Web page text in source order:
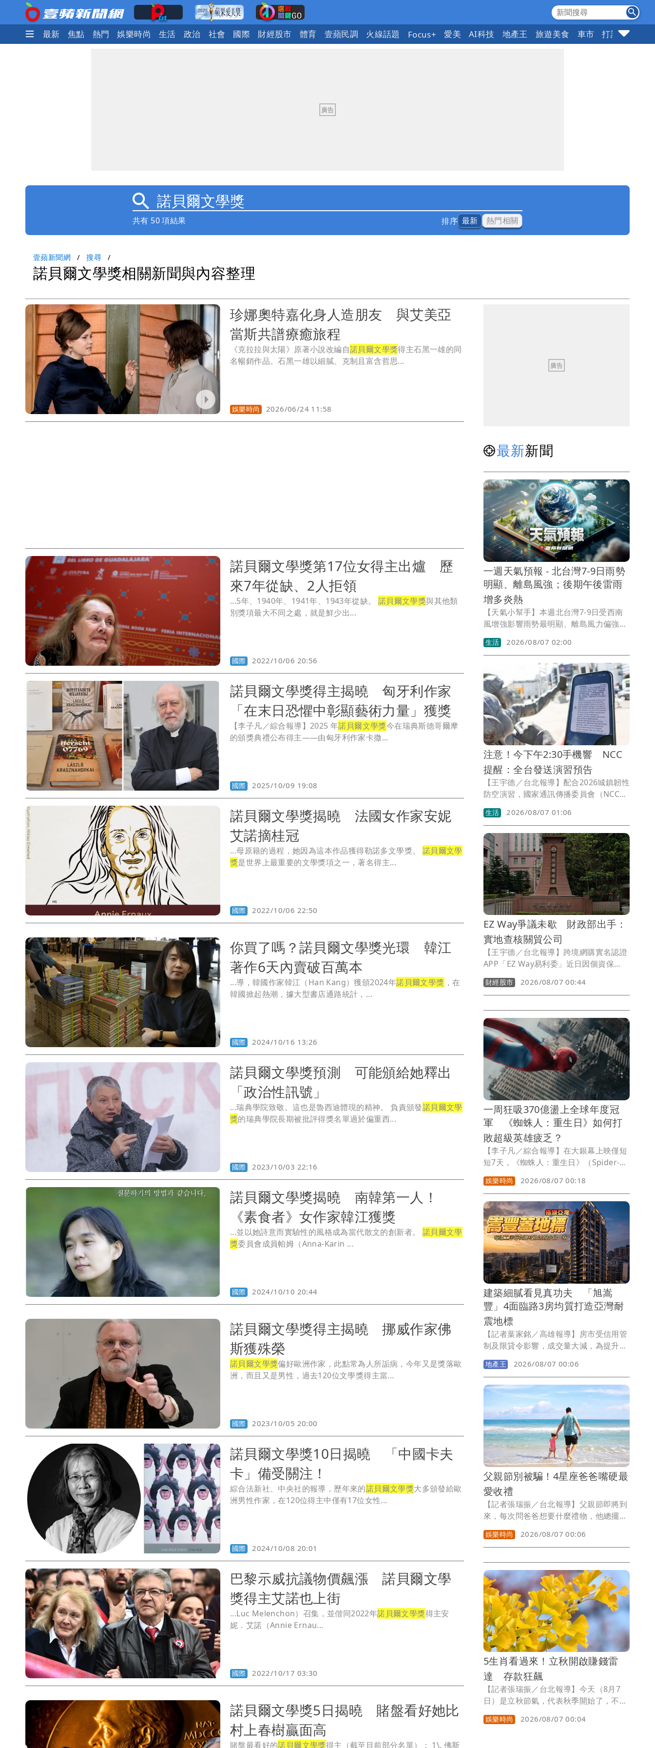
最新 焦點 熱門 娛樂時尚 生活 政治 社會 國際 財經股市 體育 壹蘋民調 火線話題 Focus+ 愛美 AI科技 地產王 旅遊美食 車市 打詐 指標企
共有 50 項結果 排序 最新 熱門相關
壹蘋新聞網 搜尋
諾貝爾文學獎相關新聞與內容整理
珍娜奧特嘉化身人造朋友 與艾美亞
當斯共譜療癒旅程
《克拉拉與太陽》原著小說改編自諾貝爾文學獎得主石黑一雄的同
名暢銷作品。石黑一雄以細膩、克制且富含哲思...
娛樂時尚 2026/06/24 11:58
諾貝爾文學獎第17位女得主出爐 歷
來7年從缺、2人拒領
...5年、1940年、1941年、1943年從缺。 諾貝爾文學獎與其他類
別獎項最大不同之處，就是鮮少出...
國際 2022/10/06 20:56
諾貝爾文學獎得主揭曉 匈牙利作家
「在末日恐懼中彰顯藝術力量」獲獎
【李子凡／綜合報導】2025 年諾貝爾文學獎今在瑞典斯德哥爾摩
的頒獎典禮公布得主——由匈牙利作家卡撒...
國際 2025/10/09 19:08
諾貝爾文學獎揭曉 法國女作家安妮
艾諾摘桂冠
...母原籍的過程，她因為這本作品獲得勒諾多文學獎。 諾貝爾文學
獎是世界上最重要的文學獎項之一，著名得主...
國際 2022/10/06 22:50
你買了嗎？諾貝爾文學獎光環 韓江
著作6天內賣破百萬本
...導，韓國作家韓江（Han Kang）獲頒2024年諾貝爾文學獎 ，在
韓國掀起熱潮，據大型書店通路統計，...
國際 2024/10/16 13:26
諾貝爾文學獎預測 可能頒給她釋出
「政治性訊號」
...瑞典學院致敬。這也是魯西迪體現的精神。 負責頒發諾貝爾文學
獎的瑞典學院長期被批評得獎名單過於偏重西...
國際 2023/10/03 22:16
諾貝爾文學獎揭曉 南韓第一人！
《素食者》女作家韓江獲獎
...並以她詩意而實驗性的風格成為當代散文的創新者。 諾貝爾文學
獎委員會成員帕姆（Anna-Karin ...
國際 2024/10/10 20:44
諾貝爾文學獎得主揭曉 挪威作家佛
斯獲殊榮
諾貝爾文學獎偏好歐洲作家，此點常為人所詬病，今年又是獎落歐
洲，而且又是男性，過去120位文學獎得主當...
國際 2023/10/05 20:00
諾貝爾文學獎10日揭曉 「中國卡夫
卡」備受關注！
綜合法新社、中央社的報導，歷年來的諾貝爾文學獎大多頒發給歐
洲男性作家，在120位得主中僅有17位女性...
國際 2024/10/08 20:01
巴黎示威抗議物價飆漲 諾貝爾文學
獎得主艾諾也上街
...Luc Melenchon）召集，並偕同2022年諾貝爾文學獎得主安
妮．艾諾（Annie Ernau...
國際 2022/10/17 03:30
諾貝爾文學獎5日揭曉 賭盤看好她比
村上春樹贏面高
賭盤最看好的諾貝爾文學獎得主（截至目前部分名單）： 1\. 佛斯
最新新聞
一週天氣預報 - 北台灣7-9日雨勢
明顯、離島風強；後期午後雷雨
增多炎熱
【天氣小幫手】本週北台灣7-9日受西南
風增強影響雨勢最明顯、離島風力偏強，
後期各地午後雷雨趨增且悶熱炎熱
生活 2026/08/07 02:00
注意！今下午2:30手機響 NCC
提醒：全台發送演習預告
【王宇德／台北報導】配合2026城鎮韌性
防空演習，國家通訊傳播委員會（NCC）
今（7）日下午2時30分將透過災防告警細
胞廣播（CBS），向全台手機發送「行動
網路降速演練」預告訊息，提醒民眾收到
警示不用驚慌。此次演習首度納入行動網
路降速測試，中部地區將於下週一8月10
日、北部地區下週四8月13日下午2時30
分至3時正式實施。
生活 2026/08/07 01:06
EZ Way爭議未歇 財政部出手：
實地查核關貿公司
【王宇德／台北報導】跨境網購實名認證
APP「EZ Way易利委」近日因個資保
護、營運模式及收費機制引發爭議。財政
部關務署表示，關貿網路公司依法可自行
建置EZ Way提供線上委任服務，無須海
關授權或簽訂營運契約。不過，針對外界
關切的個資安全，關務署將要求關貿公司
提出個資保護措施，並辦理實地查核；至
於官方委託經營及統一收費等建議，也將
於3個月內完成檢討報告。
財經股市 2026/08/07 00:44
一周狂吸370億盪上全球年度冠
軍 《蜘蛛人：重生日》如何打
敗超級英雄疲乏？
【李子凡／綜合報導】在大銀幕上映僅短
短7天，《蜘蛛人：重生日》（Spider-
Man: Brand New Day）便超越《玩具總
動員5》，以11.55億美元(約371億元台
幣)全球票房登上今年年度冠軍，也替近
年陷入低潮的超級英雄電影市場注入一劑
強心針。
娛樂時尚 2026/08/07 00:18
建築細膩看見真功夫 「旭嵩
豐」4面臨路3房均質打造亞灣耐
震地標
【記者葉家銘／高雄報導】房市受信用管
制及限貸令影響，成交量大減，為提升買
氣，市場充斥著琳琅滿目行銷手法，然而
對購屋族而言，買房非買菜，如何將預算
放在對的標的物，地段是否具獨特性，產
品力能否保值抗跌，更重要的建商品牌能
否禁得起時間淬鍊，才是購屋依據。在高
雄建商中主打「量少質精」嵩豐建設，延
續過去推案特點，首跨南高雄就選在亞灣
「萬家福量販光華店」旁，推出大樓成屋
案「旭嵩豐」，基地4面臨路，單層4戶均
邊間，九宮格結構搭配日本住友制震，戶
數單純、最適規模、頂規建材，購屋一次
到位。
地產王 2026/08/07 00:06
父親節別被騙！4星座爸爸嘴硬最
愛收禮
【記者張瑞振／台北報導】父親節即將到
來，每次問爸爸想要什麼禮物，他總擺著
手說千萬別破費，但要是真的兩手空空回
家，過幾天絕對會發現他臉臭得像苦瓜，
許多爸爸表面裝作毫不在乎，心底卻超級
期待孩子準備的驚喜，小孟塔羅雲蔚老師
揭露以下4個星座爸爸，嘴硬程度無人能
及，內心戲更是多到可以拿奧斯卡獎，今
年千萬別再被他們假裝大氣的台詞騙啦。
娛樂時尚 2026/08/07 00:06
5生肖看過來！立秋開啟賺錢雷
達 存款狂飆
【記者張瑞振／台北報導】今天（8月7
日）是立秋節氣，代表秋季開始了，不
過，因台灣氣候依然炎熱，常有「秋老
虎」的現象，後續天氣才會漸漸轉涼，而
娛樂時尚 2026/08/07 00:04